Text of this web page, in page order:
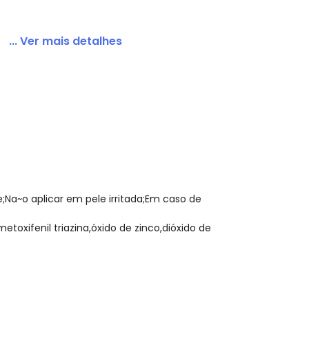
... Ver mais detalhes
aplicar em pele irritada;Em caso de
triazina,óxido de zinco,dióxido de